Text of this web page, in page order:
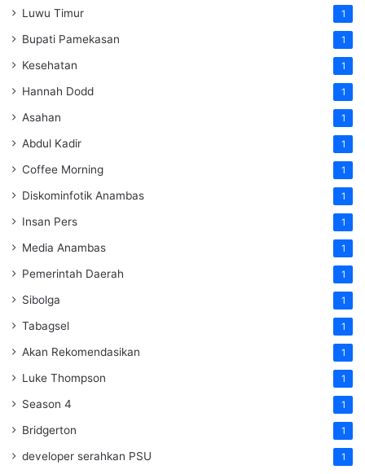
Luwu Timur 1
Bupati Pamekasan 1
Kesehatan 1
Hannah Dodd 1
Asahan 1
Abdul Kadir 1
Coffee Morning 1
Diskominfotik Anambas 1
Insan Pers 1
Media Anambas 1
Pemerintah Daerah 1
Sibolga 1
Tabagsel 1
Akan Rekomendasikan 1
Luke Thompson 1
Season 4 1
Bridgerton 1
developer serahkan PSU 1